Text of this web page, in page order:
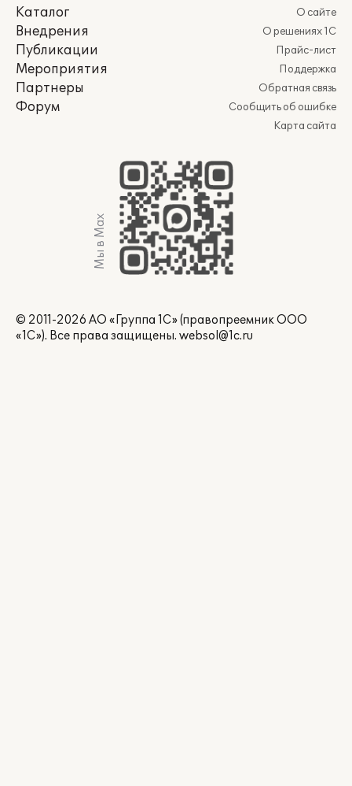
Каталог
Внедрения
Публикации
Мероприятия
Партнеры
Форум
О сайте
О решениях 1С
Прайс-лист
Поддержка
Обратная связь
Сообщить об ошибке
Карта сайта
Мы в Max
© 2011-2026 АО «Группа 1С» (правопреемник ООО
«1С»). Все права защищены. websol@1c.ru